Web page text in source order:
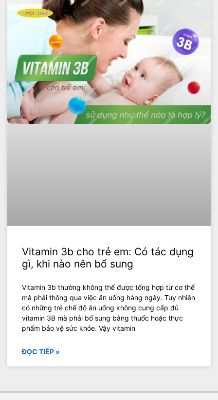
Vitamin 3b cho trẻ em: Có tác dụng
gì, khi nào nên bổ sung
‍Vitamin 3b thường không thể được tổng hợp từ cơ thể
mà phải thông qua việc ăn uống hàng ngày. Tuy nhiên
có những trẻ chế độ ăn uống không cung cấp đủ
vitamin 3B mà phải bổ sung bằng thuốc hoặc thực
phẩm bảo vệ sức khỏe. Vậy vitamin
ĐỌC TIẾP »